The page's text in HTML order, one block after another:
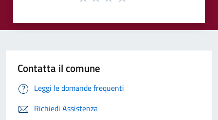
Contatta il comune
Leggi le domande frequenti
Richiedi Assistenza